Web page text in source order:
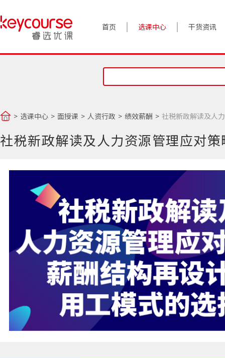
首页 选课中心 干货资讯
案例实践
对话高管
睿选视角
选课中心 面授课 人资行政 绩效薪酬 社税新政解读及人
社税新政解读及人力资源管理应对